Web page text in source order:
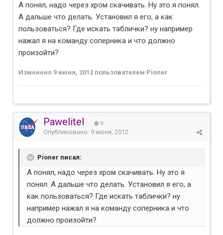
А понял, надо через хром скачивать. Ну это я понял.
А дальше что делать. Установил я его, а как
пользоваться? Где искать таблички? ну например
нажал я на команду соперника и что должно
произойти?
Изменено 9 июня, 2012 пользователем Pioner
Pawelitel 0
Опубликовано: 9 июня, 2012
Pioner писал:
А понял, надо через хром скачивать. Ну это я
понял. А дальше что делать. Установил я его, а
как пользоваться? Где искать таблички? ну
например нажал я на команду соперника и что
должно произойти?